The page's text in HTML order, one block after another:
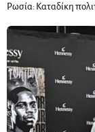
Ρωσία: Καταδίκη